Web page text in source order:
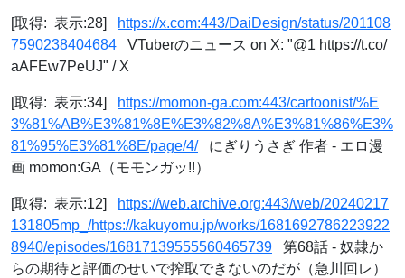
[取得: 表示:28]
https://x.com:443/DaiDesign/status/201108
7590238404684 VTuberのニュース on X: "@1 https://t.co/
aAFEw7PeUJ" / X
[取得: 表示:34]
https://momon-ga.com:443/cartoonist/%E
3%81%AB%E3%81%8E%E3%82%8A%E3%81%86%E3%
81%95%E3%81%8E/page/4/にぎりうさぎ 作者 - エロ漫
画 momon:GA（モモンガッ!!）
[取得: 表示:12]
https://web.archive.org:443/web/20240217
131805mp_/https://kakuyomu.jp/works/1681692786223922
8940/episodes/16817139555560465739 第68話 - 奴隷か
らの期待と評価のせいで搾取できないのだが（急川回レ）